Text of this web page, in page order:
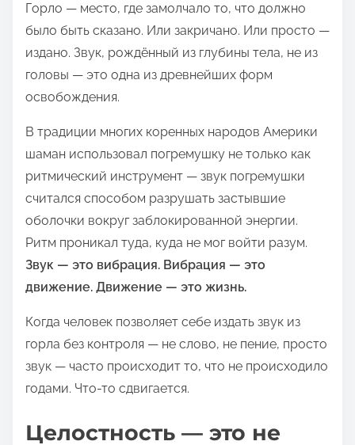
Горло — место, где замолчало то, что должно
было быть сказано. Или закричано. Или просто —
издано. Звук, рождённый из глубины тела, не из
головы — это одна из древнейших форм
освобождения.
В традиции многих коренных народов Америки
шаман использовал погремушку не только как
ритмический инструмент — звук погремушки
считался способом разрушать застывшие
оболочки вокруг заблокированной энергии.
Ритм проникал туда, куда не мог войти разум.
Звук — это вибрация. Вибрация — это
движение. Движение — это жизнь.
Когда человек позволяет себе издать звук из
горла без контроля — не слово, не пение, просто
звук — часто происходит то, что не происходило
годами. Что-то сдвигается.
Целостность — это не